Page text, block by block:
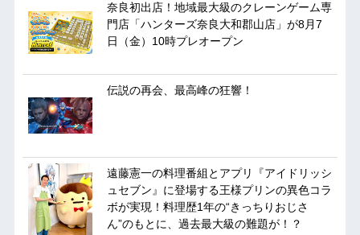
奈良初出店！地域最大級のクレーンゲーム専
門店「ハンターズ奈良大和郡山店」が8月7
日（金）10時プレオープン
伝説の再会、最高峰の狂響！
遠藤憲一の料理番組とアプリ『アイドリッシ
ュセブン』に登場する王様プリンの異色コラ
ボが実現！料理歴1年の“きっちりおじさ
ん”のもとに、過去最大級の難題が！？